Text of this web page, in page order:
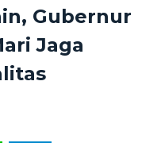
Gubernur
Jaga